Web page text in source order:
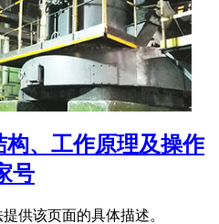
、工作原理及操作
号
供该页面的具体描述。